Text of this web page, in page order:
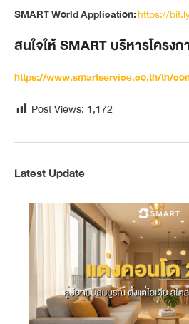
SMART World Application:https://
สนใจให้ SMART บริหารโครง
https://www.smartservice.co.th/th/
Post Views: 1,172
Latest Update